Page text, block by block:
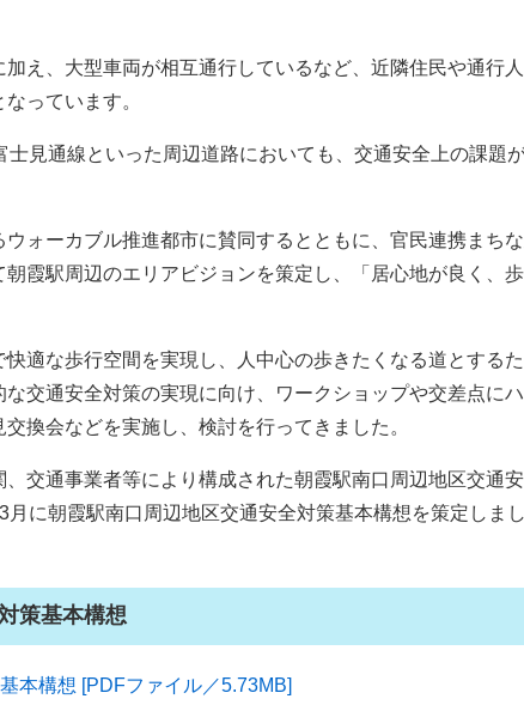
え、大型車両が相互通行しているなど、近隣住民や通行
っています。
見通線といった周辺道路においても、交通安全上の課題
ォーカブル推進都市に賛同するとともに、官民連携まち
霞駅周辺のエリアビジョンを策定し、「居心地が良く、歩
適な歩行空間を実現し、人中心の歩きたくなる道とするた
交通安全対策の実現に向け、ワークショップや交差点に
換会などを実施し、検討を行ってきました。
交通事業者等により構成された朝霞駅南口周辺地区交通
に朝霞駅南口周辺地区交通安全対策基本構想を策定しまし
策基本構想
本構想 [PDFファイル／5.73MB]